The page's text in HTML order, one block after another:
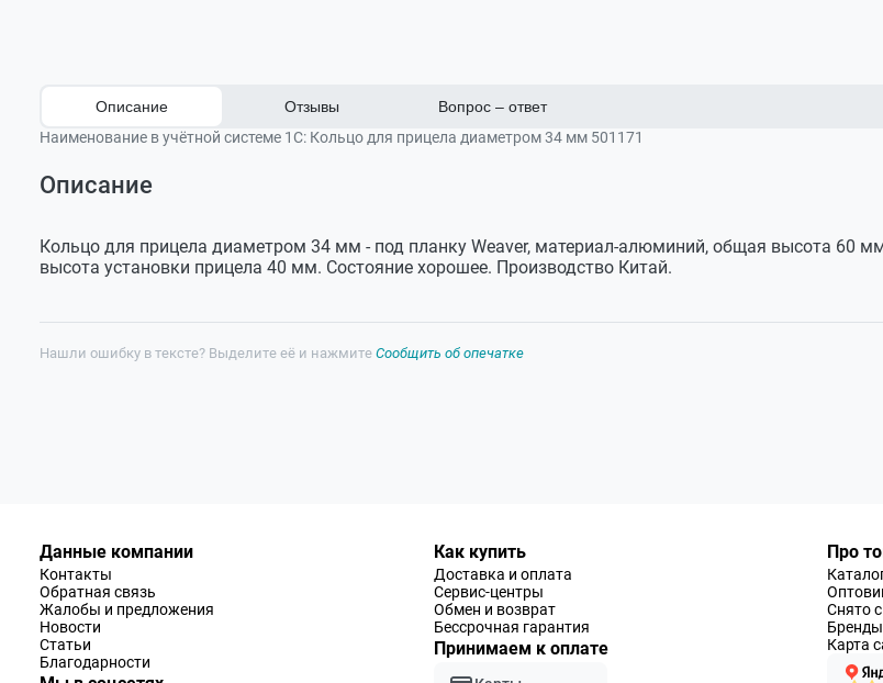
Описание Отзывы
Вопрос – ответ
Наименование в учётной системе 1С: Кольцо для прицела диаметром 34 мм 501171
Описание
Кольцо для прицела диаметром 34 мм - под планку Weaver, материал-алюминий, общая высота 60
высота установки прицела 40 мм. Состояние хорошее. Производство Китай.
Оставить отзыв
Задать вопрос
Нашли ошибку в тексте? Выделите её и нажмите Сообщить об опечатке
Данные компании
Контакты
Обратная связь
Жалобы и предложения
Новости
Статьи
Благодарности
Как купить
Доставка и оплата
Сервис-центры
Обмен и возврат
Бессрочная гарантия
Принимаем к оплате
Про
Снято
Бренды
Карта